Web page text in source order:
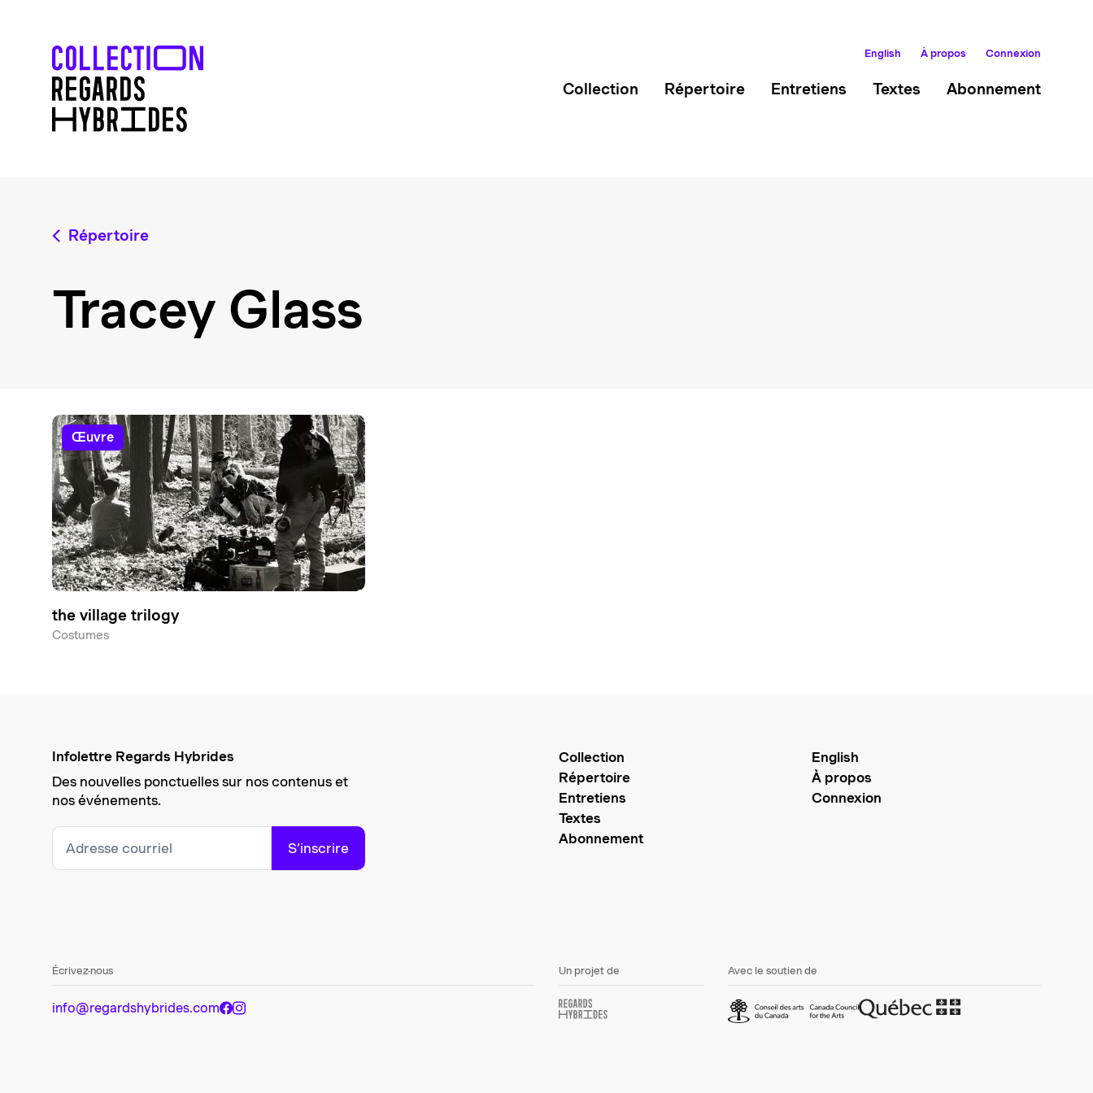
English À propos Connexion
Collection Répertoire Entretiens Textes Abonnement
Répertoire
Tracey Glass
œuvre
the village trilogy
Costumes
Infolettre Regards Hybrides
Des nouvelles ponctuelles sur nos contenus et
nos événements.
S’inscrire
Collection
Répertoire
Entretiens
Textes
Abonnement
English
À propos
Connexion
Écrivez-nous
info@regardshybrides.com
Un projet de Avec le soutien de